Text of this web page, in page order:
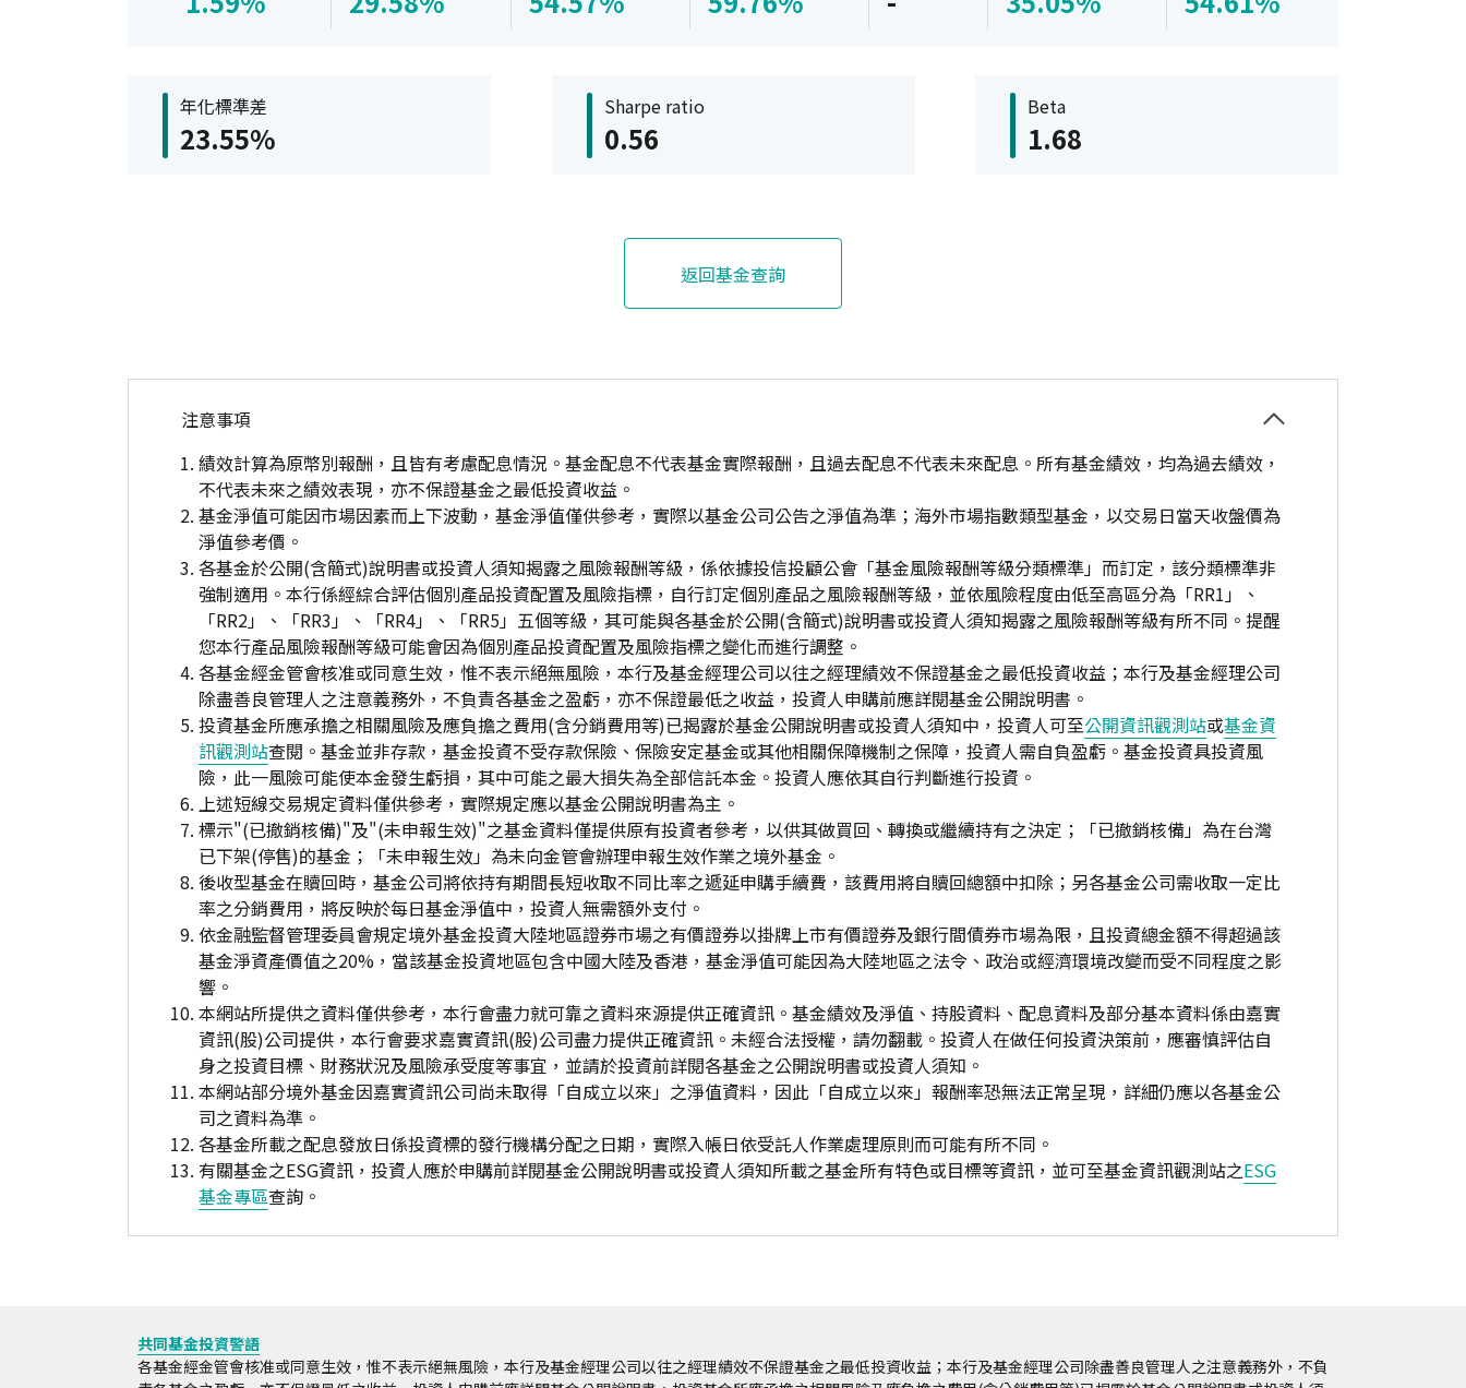
年化標準差
23.55%
Sharpe ratio
0.56
Beta
1.68
返回基金查詢
注意事項
績效計算為原幣別報酬，且皆有考慮配息情況。基金配息不代表基金實際報酬，且過去配息不代表未來配息。所有基金績效，均為過去績效，
不代表未來之績效表現，亦不保證基金之最低投資收益。
基金淨值可能因市場因素而上下波動，基金淨值僅供參考，實際以基金公司公告之淨值為準；海外市場指數類型基金，以交易日當天收盤價為
淨值參考價。
各基金於公開(含簡式)說明書或投資人須知揭露之風險報酬等級，係依據投信投顧公會「基金風險報酬等級分類標準」而訂定，該分類標準非
強制適用。本行係經綜合評估個別產品投資配置及風險指標，自行訂定個別產品之風險報酬等級，並依風險程度由低至高區分為「RR1」、
「RR2」、「RR3」、「RR4」、「RR5」五個等級，其可能與各基金於公開(含簡式)說明書或投資人須知揭露之風險報酬等級有所不同。提醒
您本行產品風險報酬等級可能會因為個別產品投資配置及風險指標之變化而進行調整。
各基金經金管會核准或同意生效，惟不表示絕無風險，本行及基金經理公司以往之經理績效不保證基金之最低投資收益；本行及基金經理公司
除盡善良管理人之注意義務外，不負責各基金之盈虧，亦不保證最低之收益，投資人申購前應詳閱基金公開說明書。
投資基金所應承擔之相關風險及應負擔之費用(含分銷費用等)已揭露於基金公開說明書或投資人須知中，投資人可至公開資訊觀測站或基金資
訊觀測站查閱。基金並非存款，基金投資不受存款保險、保險安定基金或其他相關保障機制之保障，投資人需自負盈虧。基金投資具投資風
險，此一風險可能使本金發生虧損，其中可能之最大損失為全部信託本金。投資人應依其自行判斷進行投資。
上述短線交易規定資料僅供參考，實際規定應以基金公開說明書為主。
標示"(已撤銷核備)"及"(未申報生效)"之基金資料僅提供原有投資者參考，以供其做買回、轉換或繼續持有之決定；「已撤銷核備」為在台灣
已下架(停售)的基金；「未申報生效」為未向金管會辦理申報生效作業之境外基金。
後收型基金在贖回時，基金公司將依持有期間長短收取不同比率之遞延申購手續費，該費用將自贖回總額中扣除；另各基金公司需收取一定比
率之分銷費用，將反映於每日基金淨值中，投資人無需額外支付。
依金融監督管理委員會規定境外基金投資大陸地區證券市場之有價證券以掛牌上市有價證券及銀行間債券市場為限，且投資總金額不得超過該
基金淨資產價值之20%，當該基金投資地區包含中國大陸及香港，基金淨值可能因為大陸地區之法令、政治或經濟環境改變而受不同程度之影
響。
本網站所提供之資料僅供參考，本行會盡力就可靠之資料來源提供正確資訊。基金績效及淨值、持股資料、配息資料及部分基本資料係由嘉實
資訊(股)公司提供，本行會要求嘉實資訊(股)公司盡力提供正確資訊。未經合法授權，請勿翻載。投資人在做任何投資決策前，應審慎評估自
身之投資目標、財務狀況及風險承受度等事宜，並請於投資前詳閱各基金之公開說明書或投資人須知。
本網站部分境外基金因嘉實資訊公司尚未取得「自成立以來」之淨值資料，因此「自成立以來」報酬率恐無法正常呈現，詳細仍應以各基金公
司之資料為準。
各基金所載之配息發放日係投資標的發行機構分配之日期，實際入帳日依受託人作業處理原則而可能有所不同。
有關基金之ESG資訊，投資人應於申購前詳閱基金公開說明書或投資人須知所載之基金所有特色或目標等資訊，並可至基金資訊觀測站之ESG
基金專區查詢。
共同基金投資警語
各基金經金管會核准或同意生效，惟不表示絕無風險，本行及基金經理公司以往之經理績效不保證基金之最低投資收益；本行及基金經理公司除盡善良管理人之注意義務外，不負